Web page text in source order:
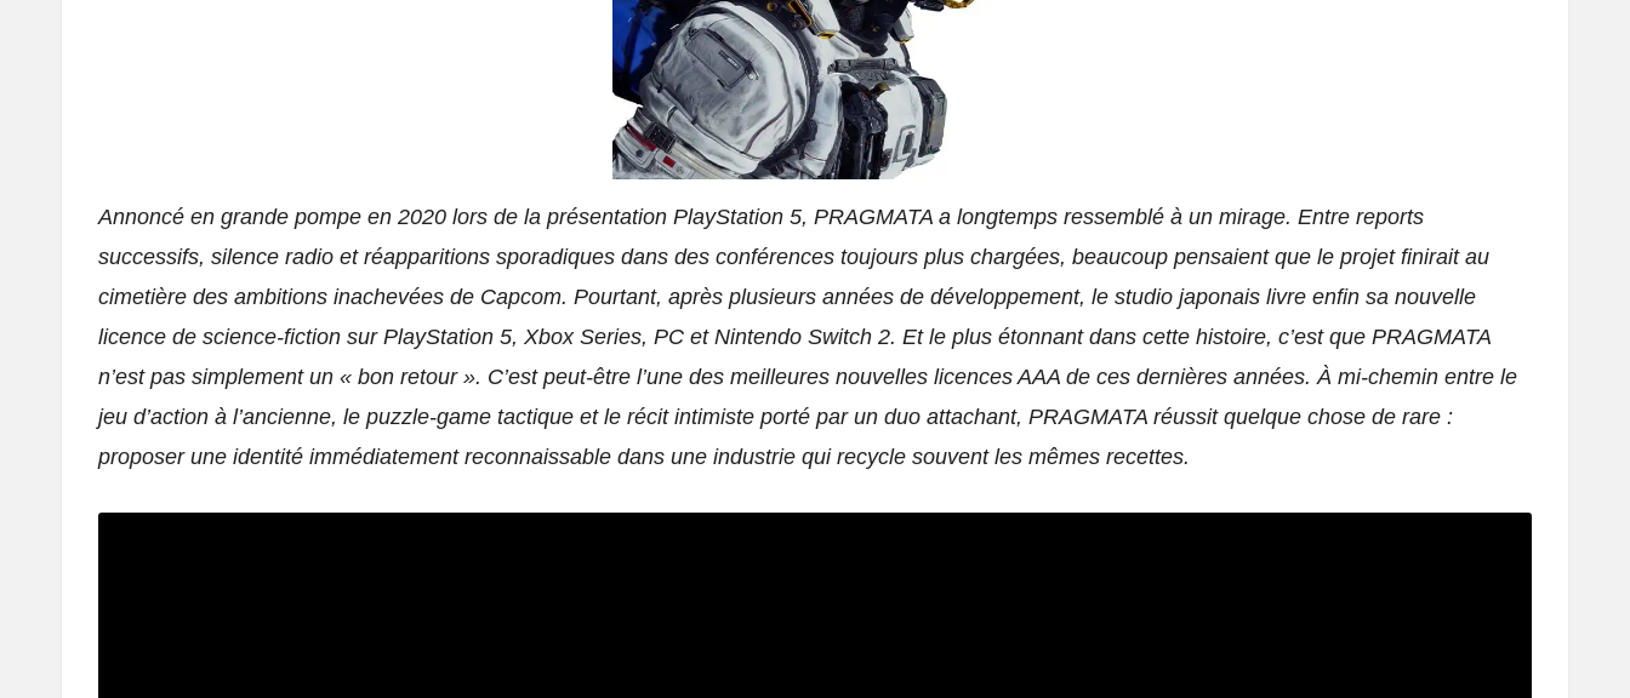
Annoncé en grande pompe en 2020 lors de la présentation PlayStation 5, PRAGMATA a longtemps ressemblé à un mirage. Entre reports
successifs, silence radio et réapparitions sporadiques dans des conférences toujours plus chargées, beaucoup pensaient que le projet finirait au
cimetière des ambitions inachevées de Capcom. Pourtant, après plusieurs années de développement, le studio japonais livre enfin sa nouvelle
licence de science-fiction sur PlayStation 5, Xbox Series, PC et Nintendo Switch 2. Et le plus étonnant dans cette histoire, c’est que PRAGMATA
n’est pas simplement un « bon retour ». C’est peut-être l’une des meilleures nouvelles licences AAA de ces dernières années. À mi-chemin entre le
jeu d’action à l’ancienne, le puzzle-game tactique et le récit intimiste porté par un duo attachant, PRAGMATA réussit quelque chose de rare :
proposer une identité immédiatement reconnaissable dans une industrie qui recycle souvent les mêmes recettes.